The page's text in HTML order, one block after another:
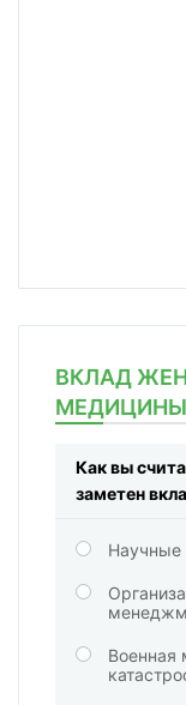
ВКЛАД
МЕДИЦИНЫ
Как вы
заметен
Научные
Военная